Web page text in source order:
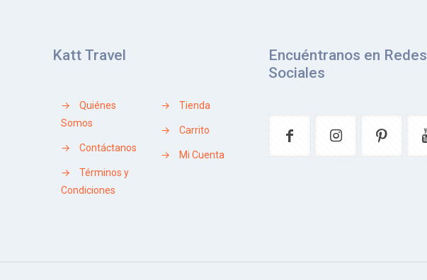
Katt Travel
→
Quiénes
Somos
→ Contáctanos
→
Términos y
Condiciones
→ Tienda
→ Carrito
→ Mi Cuenta
Encuéntranos en Redes
Sociales